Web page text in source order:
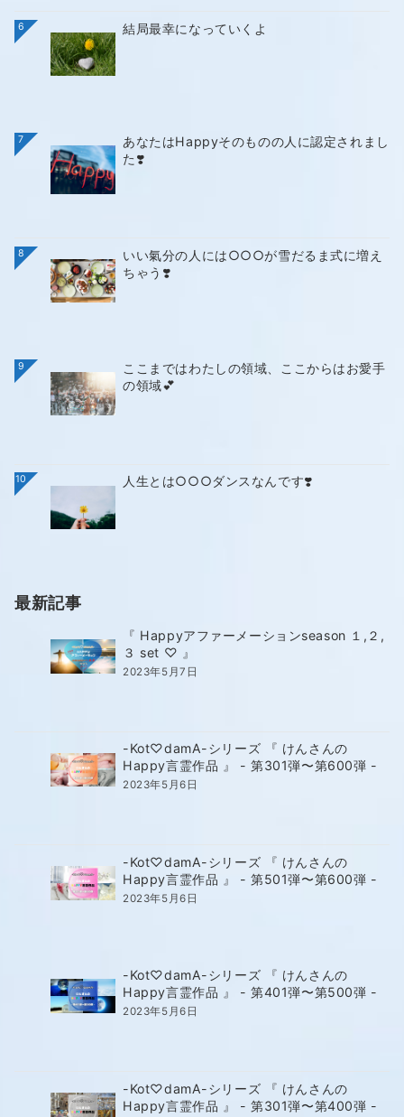
6 結局最幸になっていくよ
7
あなたはHappyそのものの人に認定されまし
た❣️
8
いい氣分の人には○○○が雪だるま式に増え
ちゃう❣️
9
ここまではわたしの領域、ここからはお愛手
の領域💕
10 人生とは○○○ダンスなんです❣️
最新記事
『 Happyアファーメーションseason １,２,
３ set ♡ 』
2023年5月7日
-Kot♡damA-シリーズ 『 けんさんの
Happy言霊作品 』 - 第301弾〜第600弾 -
2023年5月6日
-Kot♡damA-シリーズ 『 けんさんの
Happy言霊作品 』 - 第501弾〜第600弾 -
2023年5月6日
-Kot♡damA-シリーズ 『 けんさんの
Happy言霊作品 』 - 第401弾〜第500弾 -
2023年5月6日
-Kot♡damA-シリーズ 『 けんさんの
Happy言霊作品 』 - 第301弾〜第400弾 -